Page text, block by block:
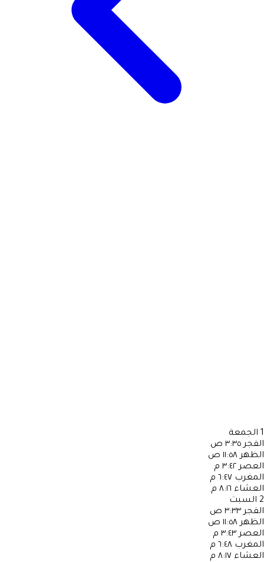
1 الجمعة
الفجر ٣:٣٥ ص
الظهر ١١:٥٨ ص
العصر ٣:٤٢ م
المغرب ٦:٤٧ م
العشاء ٨:١٦ م
2 السبت
الفجر ٣:٣٣ ص
الظهر ١١:٥٨ ص
العصر ٣:٤٣ م
المغرب ٦:٤٨ م
العشاء ٨:١٧ م